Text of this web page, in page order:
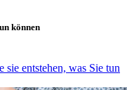
können
sie entstehen, was Sie tun